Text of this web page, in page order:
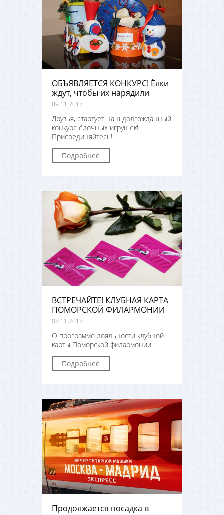
ОБЪЯВЛЯЕТСЯ КОНКУРС! Ёлки
ждут, чтобы их нарядили
09.11.2017
Друзья, стартует наш долгожданный
конкурс ёлочных игрушек!
Присоединяйтесь!
Подробнее
ВСТРЕЧАЙТЕ! КЛУБНАЯ КАРТА
ПОМОРСКОЙ ФИЛАРМОНИИ
07.11.2017
О программе лояльности клубной
карты Поморской филармонии
Подробнее
Продолжается посадка в